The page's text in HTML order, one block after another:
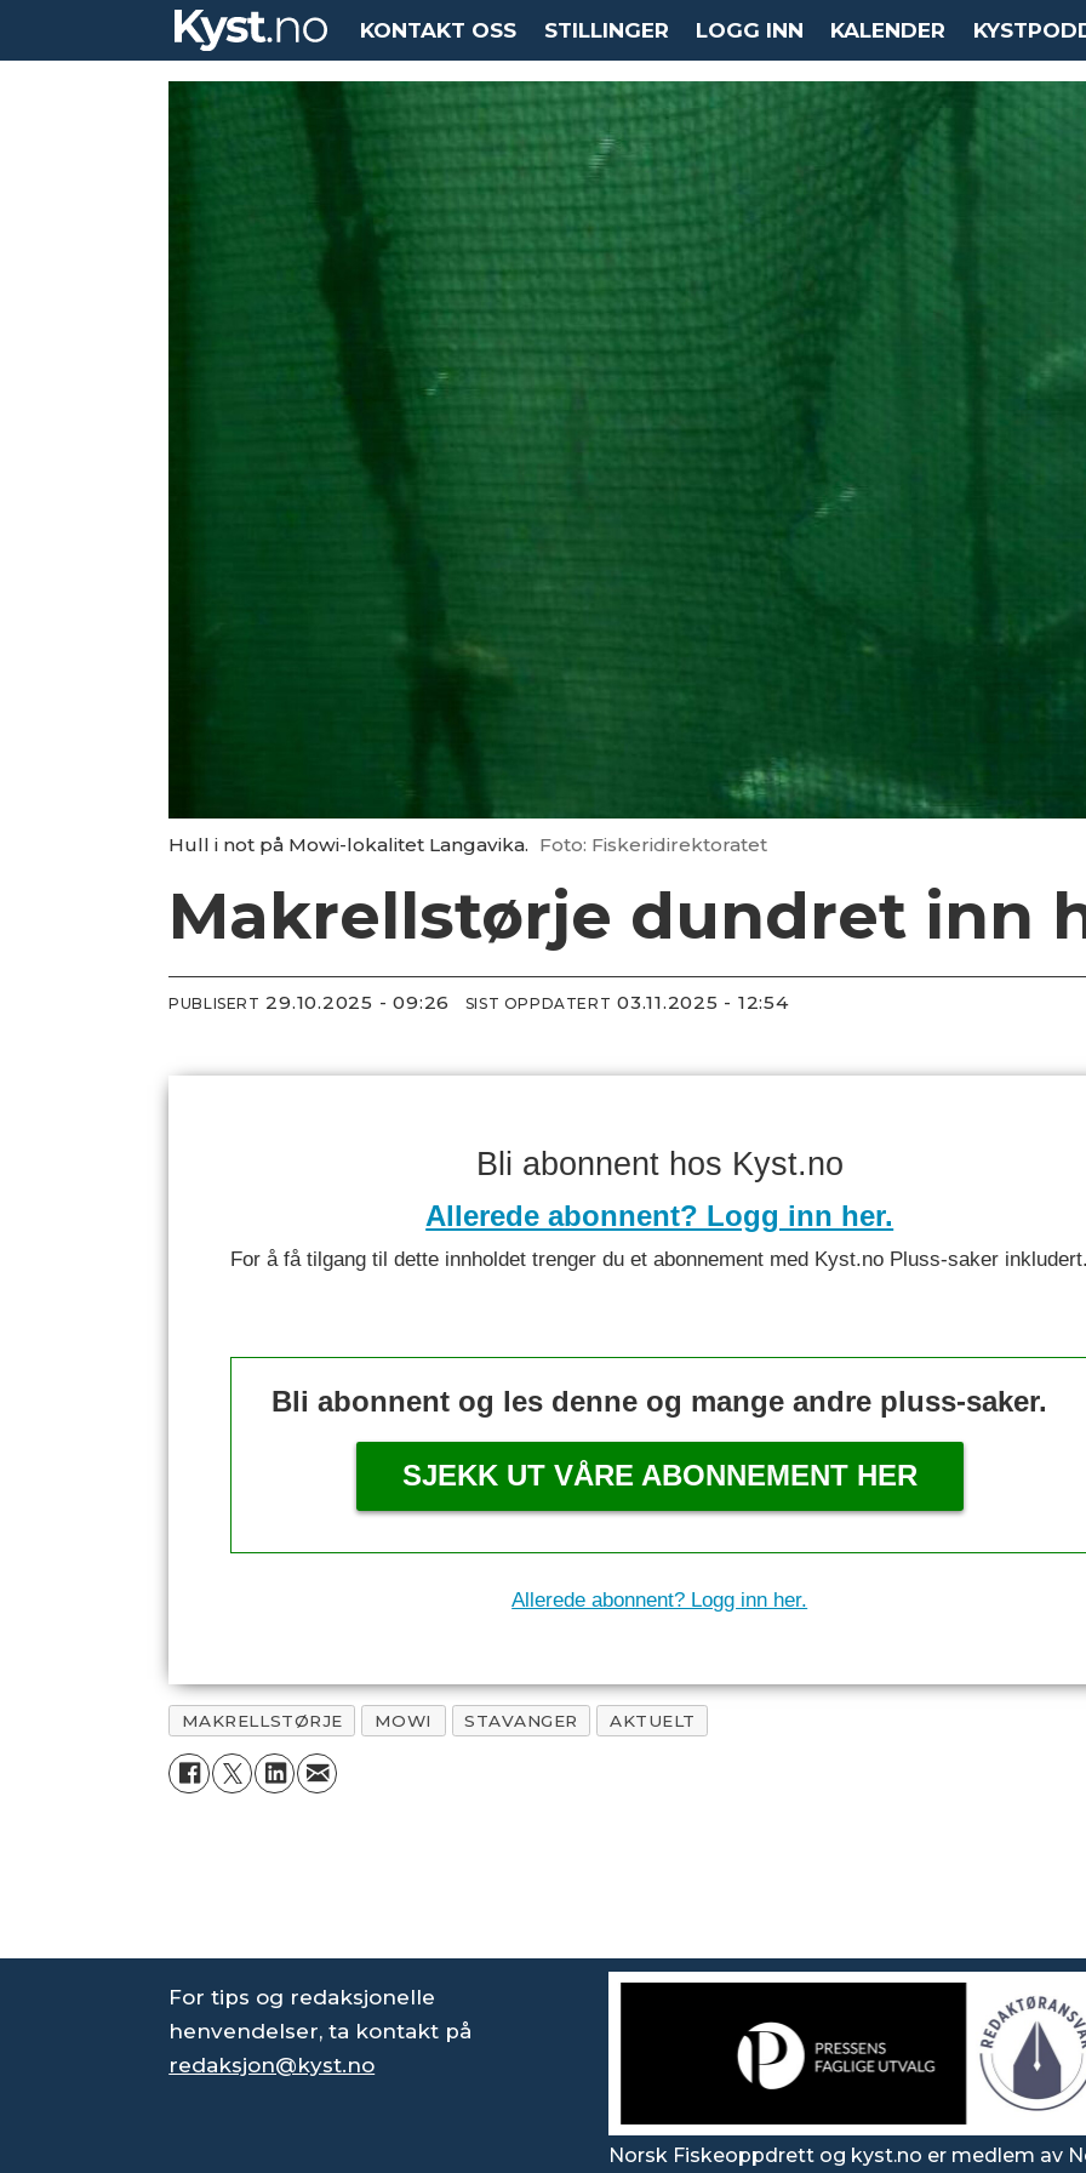
KONTAKT OSS STILLINGER LOGG INN KALENDER
Hull i not på Mowi-lokalitet Langavika. Foto: Fiskeridirektoratet
Makrellstørje dundret inn
PUBLISERT 29.10.2025 - 09:26 SIST OPPDATERT 03.11.2025 - 12:54
Bli abonnent hos Kyst.no
Allerede abonnent? Logg inn her.
For å få tilgang til dette innholdet trenger du et abonnement med Kyst.no Pluss-saker
Bli abonnent og les denne og mange andre pluss-saker.
SJEKK UT VÅRE ABONNEMENT HER
Allerede abonnent? Logg inn her.
MAKRELLSTØRJE MOWI STAVANGER AKTUELT
For tips og redaksjonelle
henvendelser, ta kontakt på
redaksjon@kyst.no
Norsk Fiskeoppdrett og kyst.no er medlem av